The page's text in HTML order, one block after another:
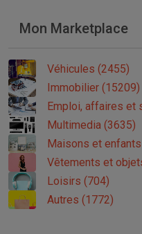
Mon Marketplace
Véhicules (2455)
Immobilier (15209)
Emploi, affaires et
Multimedia (3635)
Maisons et
Vêtements et
Loisirs (704)
Autres (1772)